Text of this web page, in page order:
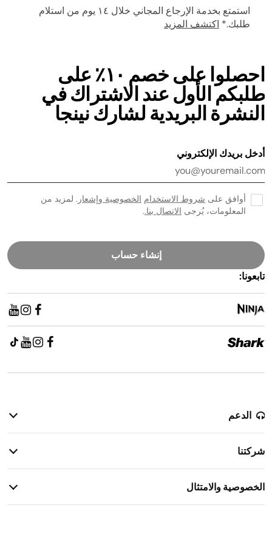
استمتع بخدمة الإرجاع المجاني خلال ١٤ يوم من استلام
طلبك.* اكتشف المزيد
الدعم
معلومات الضمان
الاتصال بنا
شركتنا
الخصوصية والامتثال
احصلوا على خصم ١٠٪ على
طلبكم الأول عند الاشتراك في
النشرة البريدية لشارك نينجا
أدخل بريدك الإلكتروني
أوافق على شروط الاستخدام الخصوصية وإشعار . لمزيد من
المعلومات، يُرجى الاتصال بنا..
إنشاء حساب
تابعونا: